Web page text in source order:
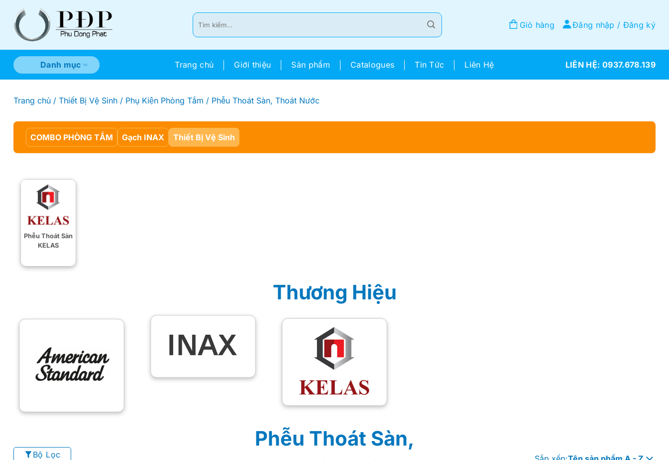
Tìm
kiếm:
Giỏ hàng Đăng nhập / Đăng ký
Danh mục Trang chủ Giới thiệu Sản phẩm Catalogues Tin Tức Liên Hệ 0937.678.139
Trang chủ / Thiết Bị Vệ Sinh / Phụ Kiện Phòng Tắm / Phễu Thoát Sàn, Thoát Nước
COMBO PHÒNG TẮM Gạch INAX Thiết Bị Vệ Sinh
Phễu Thoát Sàn
KELAS
Thương Hiệu
Bộ Lọc
Phễu Thoát Sàn,